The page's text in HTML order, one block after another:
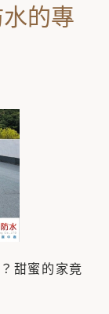
的專
甜蜜的家竟